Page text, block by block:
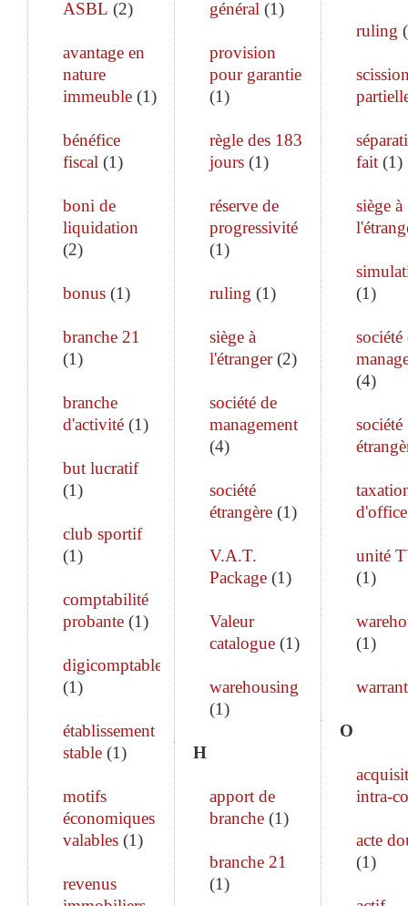
ASBL (2)
avantage en
nature
immeuble (1)
bénéfice
fiscal (1)
boni de
liquidation
(2)
bonus (1)
branche 21
(1)
branche
d'activité (1)
but lucratif
(1)
club sportif
(1)
comptabilité
probante (1)
digicomptable
(1)
établissement
stable (1)
motifs
économiques
valables (1)
revenus
général (1)
provision
pour garantie
(1)
règle des 183
jours(1)
réserve de
progressivité
(1)
ruling (1)
siège à
l'étranger(2)
société de
management
(4)
société
étrangère(1)
V.A.T.
Package(1)
Valeur
catalogue(1)
warehousing
(1)
H
apport de
branche(1)
branche 21
(1)
ruling (
fait(1)
siège à
(1)
société
(4)
société
d'office
unité
(1)
(1)
warrant
O
intra-
acte
(1)